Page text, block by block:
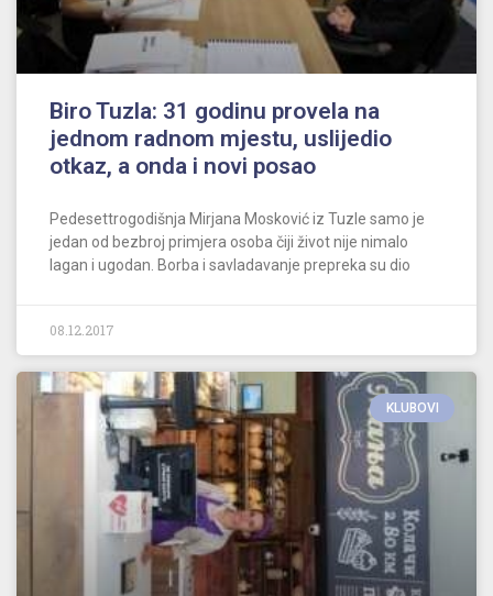
Biro Tuzla: 31 godinu provela na
jednom radnom mjestu, uslijedio
otkaz, a onda i novi posao
Pedesettrogodišnja Mirjana Mosković iz Tuzle samo je
jedan od bezbroj primjera osoba čiji život nije nimalo
lagan i ugodan. Borba i savladavanje prepreka su dio
08.12.2017
KLUBOVI